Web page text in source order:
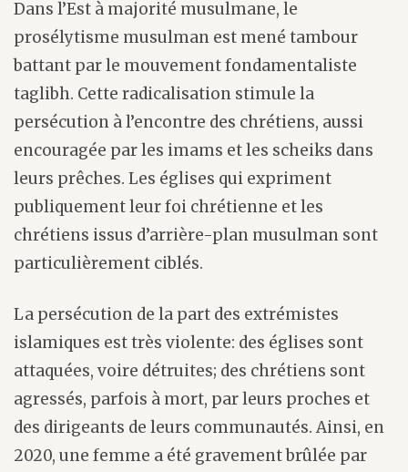
Dans l’Est à majorité musulmane, le
prosélytisme musulman est mené tambour
battant par le mouvement fondamentaliste
taglibh. Cette radicalisation stimule la
persécution à l’encontre des chrétiens, aussi
encouragée par les imams et les scheiks dans
leurs prêches. Les églises qui expriment
publiquement leur foi chrétienne et les
chrétiens issus d’arrière-plan musulman sont
particulièrement ciblés.
La persécution de la part des extrémistes
islamiques est très violente: des églises sont
attaquées, voire détruites; des chrétiens sont
agressés, parfois à mort, par leurs proches et
des dirigeants de leurs communautés. Ainsi, en
2020, une femme a été gravement brûlée par